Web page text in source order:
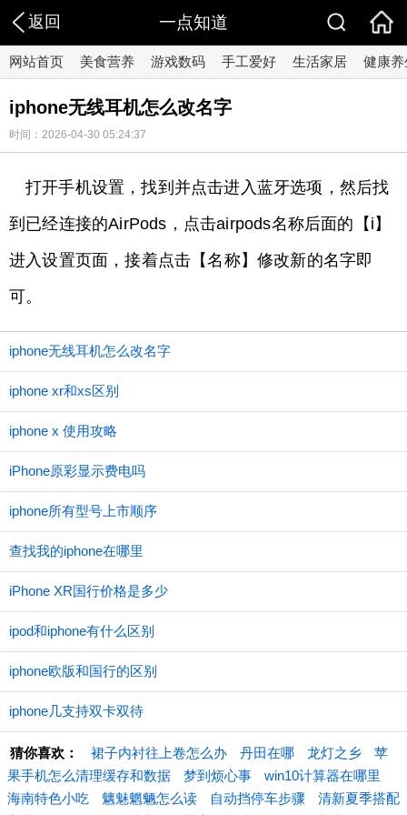
返回 一点知道
网站首页 美食营养 游戏数码 手工爱好 生活家居 健康养
iphone无线耳机怎么改名字
时间：2026-04-30 05:24:37
打开手机设置，找到并点击进入蓝牙选项，然后找
到已经连接的AirPods，点击airpods名称后面的【i】
进入设置页面，接着点击【名称】修改新的名字即
可。
iphone无线耳机怎么改名字
iphone xr和xs区别
iphone x 使用攻略
iPhone原彩显示费电吗
iphone所有型号上市顺序
查找我的iphone在哪里
iPhone XR国行价格是多少
ipod和iphone有什么区别
iphone欧版和国行的区别
iphone几支持双卡双待
猜你喜欢： 裙子内衬往上卷怎么办 丹田在哪 龙灯之乡
苹
果手机怎么清理缓存和数据
梦到烦心事
win10计算器在哪里
海南特色小吃
魑魅魍魉怎么读 自动挡停车步骤
清新夏季搭配